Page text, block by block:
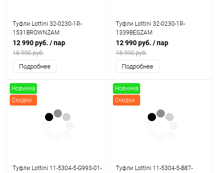
Туфли Lottini 32-0230-1R-
1531BROWNZAM
12 990 руб. / пар
16 990 руб.
Подробнее
Туфли Lottini 32-0230-1R-
1339BEGZAM
12 990 руб. / пар
16 990 руб.
Подробнее
Новинка
Скидки
Туфли Lottini 11-5304-5-G993-01-
Новинка
Скидки
Туфли Lottini 11-5304-5-B87-